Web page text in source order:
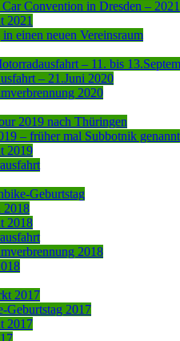
Convention in Dresden – 2021
2021
einen neuen Vereinsraum
– 11. bis
– 21.Juni 2020
2020
2019 nach Thüringen
– früher mal Subbotnik genannt
2019
Geburtstag
2018
2018
2018
2017
Geburtstag 2017
2017